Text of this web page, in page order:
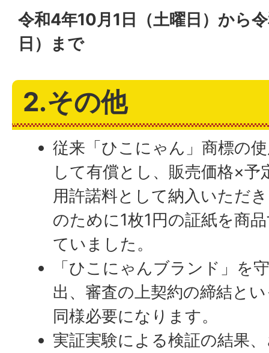
令和4年10月1日（土曜日）から
日）まで
2.その他
従来「ひこにゃん」商標の
して有償とし、販売価格×
用許諾料として納入いただ
のために1枚1円の証紙を商
ていました。
「ひこにゃんブランド」を
出、審査の上契約の締結と
同様必要になります。
実証実験による検証の結果